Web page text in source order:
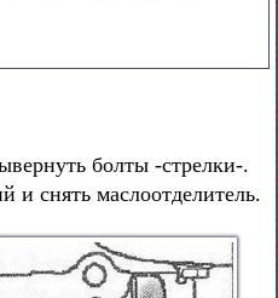
болты -стрелки-.
и снять маслоотделитель.